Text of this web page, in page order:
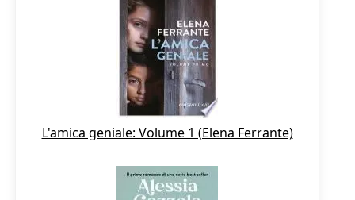
L'amica geniale: Volume 1 (Elena Ferrante)